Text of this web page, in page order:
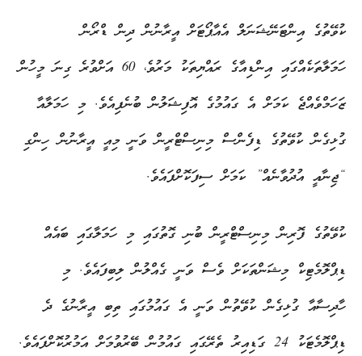
ކުވޭތުގެ އިންޓަނޭޝަނަލް އެއާޕޯޓަށް އީރާނުން ދިން ޑްރޯން
ހަމަލާތަކެއްގައި އިންޑިއާގެ ރައްޔިތަކު މަރުވެ، 60 އަށްވުރެ ގިނަ މީހުން
ޒަހަމްވެއްޖެ ކަމަށް އެ ގައުމުގެ އޮފިޝަލުން ބުނެފިއެވެ. މި ހަމަލާއާ
ގުޅިގެން ކުވޭތުގެ ޑިފެންސް މިނިސްޓްރީން ވަނީ މިއީ އީރާނުން ހިންގި
“ޖިނާއީ އުދުވާނެއް” ކަމަށް ސިފަކޮށްފައެވެ.
ކުވޭތުގެ ފޮރިން މިނިސްޓްރީން ބުނި ގޮތުގައި މި ހަމަލާގައި ބައެއް
ޑިޕްލޮމެޓިކް މިޝަންތަކަށް ވެސް ވަނީ ގެއްލުން ލިބިފައެވެ. މި
ހާދިސާއާ ގުޅިގެން ކުވޭތުން ވަނީ އެ ގައުމުގައި ތިބި އީރާނުގެ ދެ
ޑިޕްލޮމެޓަކު 24 ގަޑިއިރު ތެރޭގައި ގައުމުން ބޭރުވުމަށް އަމުރުކޮށްފައެވެ.